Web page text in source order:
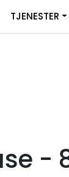
TJENESTER
-